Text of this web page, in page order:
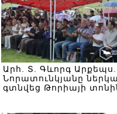
Արհ. Տ. Գևորգ Արքեպս.
Նորատունկյանը ներկա
գտնվեց Թորիայի